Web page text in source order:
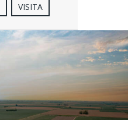
VISITA